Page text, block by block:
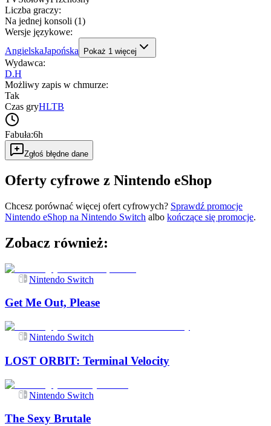
Liczba graczy:
Na jednej konsoli (1)
Wersje językowe:
AngielskaJapońska Pokaż 1 więcej
Wydawca:
D.H
Możliwy zapis w chmurze:
Tak
Czas gryHLTB
Fabuła:6h
Zgłoś błędne dane
Oferty cyfrowe z Nintendo eShop
Chcesz porównać więcej ofert cyfrowych? Sprawdź promocje
Nintendo eShop na Nintendo Switch albo kończące się promocje.
Zobacz również:
Nintendo Switch
Get Me Out, Please
Nintendo Switch
LOST ORBIT: Terminal Velocity
Nintendo Switch
The Sexy Brutale